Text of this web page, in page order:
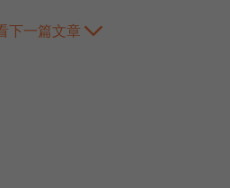
下一篇文章